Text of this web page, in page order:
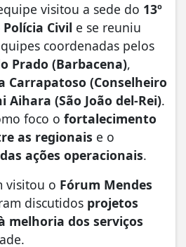
visitou a sede do 13º
Civil e se reuniu
coordenadas pelos
Prado (Barbacena),
Carrapatoso (Conselheiro
Aihara (São João del-Rei).
foco o fortalecimento
as regionais e o
ações operacionais.
visitou o Fórum Mendes
discutidos projetos
melhoria dos serviços